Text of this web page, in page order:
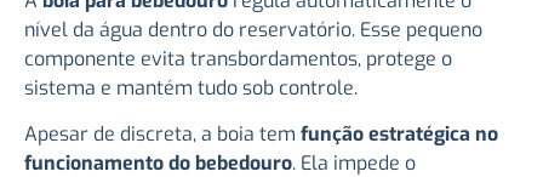
nível da água dentro do reservatório. Esse pequeno
componente evita transbordamentos, protege o
sistema e mantém tudo sob controle.
Apesar de discreta, a boia tem função estratégica no
funcionamento do bebedouro. Ela impede o